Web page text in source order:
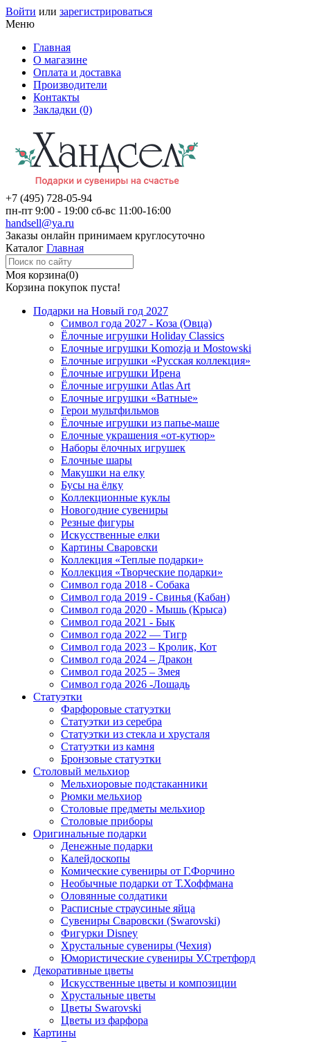
Войти или зарегистрироваться
Меню
Главная
О магазине
Оплата и доставка
Производители
Контакты
Закладки (0)
+7 (495) 728-05-94
пн-пт 9:00 - 19:00 сб-вс 11:00-16:00
handsell@ya.ru
Заказы онлайн принимаем круглосуточно
Каталог Главная
Моя корзина(0)
Корзина покупок пуста!
Подарки на Новый год 2027
Символ года 2027 - Коза (Овца)
Ёлочные игрушки Holiday Classics
Елочные игрушки Komozja и Mostowski
Елочные игрушки «Русская коллекция»
Ёлочные игрушки Ирена
Ёлочные игрушки Atlas Art
Елочные игрушки «Ватные»
Герои мультфильмов
Ёлочные игрушки из папье-маше
Елочные украшения «от-кутюр»
Наборы ёлочных игрушек
Елочные шары
Макушки на елку
Бусы на ёлку
Коллекционные куклы
Новогодние сувениры
Резные фигуры
Искусственные елки
Картины Сваровски
Коллекция «Теплые подарки»
Коллекция «Творческие подарки»
Символ года 2018 - Собака
Символ года 2019 - Свинья (Кабан)
Символ года 2020 - Мышь (Крыса)
Символ года 2021 - Бык
Символ года 2022 — Тигр
Символ года 2023 – Кролик, Кот
Символ года 2024 – Дракон
Символ года 2025 – Змея
Символ года 2026 -Лошадь
Статуэтки
Фарфоровые статуэтки
Статуэтки из серебра
Статуэтки из стекла и хрусталя
Статуэтки из камня
Бронзовые статуэтки
Столовый мельхиор
Мельхиоровые подстаканники
Рюмки мельхиор
Столовые предметы мельхиор
Столовые приборы
Оригинальные подарки
Денежные подарки
Калейдоскопы
Комические сувениры от Г.Форчино
Необычные подарки от Т.Хоффмана
Оловянные солдатики
Расписные страусиные яйца
Сувениры Сваровски (Swarovski)
Фигурки Disney
Хрустальные сувениры (Чехия)
Юмористические сувениры У.Стретфорд
Декоративные цветы
Искусственные цветы и композиции
Хрустальные цветы
Цветы Swarovski
Цветы из фарфора
Картины